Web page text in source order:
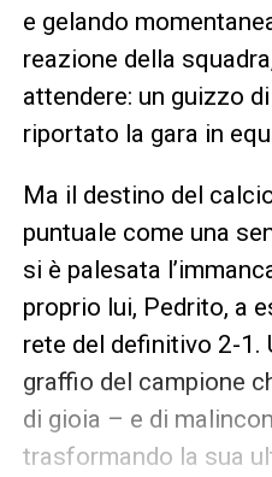
e gelando
reazione della
attendere: un guizzo
riportato la gara in
Ma il destino del
puntuale come una
si è palesata
proprio lui, Pedrito, a
rete del definitivo 2-1.
graffio del campione
di gioia – e di
trasformando la sua